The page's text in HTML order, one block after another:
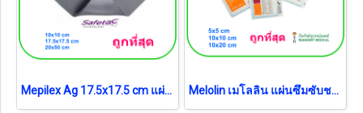
Mepilex Ag 17.5x17.5 cm แผ่นโฟมซิลิโคนปิดแผลชนิดต้านจุลชีพ (1 แผ่น) (exp 28-05-2026) แผ่นสภาพดี Melolin เมโลลิน แผ่นซึมซับชนิดไม่ติดแผล 10x10 ซม. (1 แผ่น)